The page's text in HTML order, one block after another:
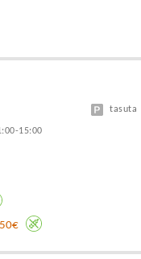
15:00
tasuta